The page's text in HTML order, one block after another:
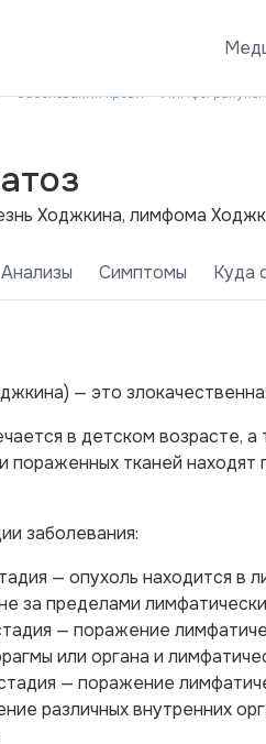
Заболевания крови
Ходжкина, лимфома
Анализы Симптомы Куда
— это
в детском возрасте,
пораженных тканей
заболевания:
— опухоль находится в
за пределами
— поражение
или органа и
— поражение
различных внутренних